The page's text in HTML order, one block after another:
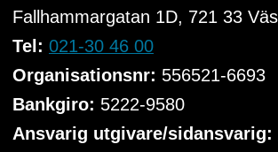
Fallhammargatan 1D, 721 33
Tel: 021-30 46 00
Organisationsnr: 556521-6693
Bankgiro: 5222-9580
Ansvarig utgivare/sidansvarig: